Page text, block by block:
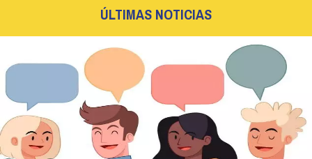
ÚLTIMAS NOTICIAS